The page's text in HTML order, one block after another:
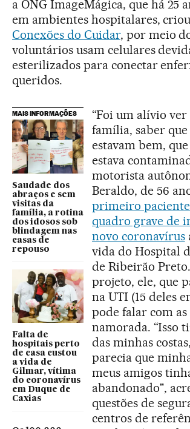
a ONG ImageMágica, que há 25
em ambientes hospitalares,
Conexões do Cuidar, por meio
voluntários usam celulares
esterilizados para conectar
queridos.
MAIS INFORMAÇÕES
Saudade dos
abraços e sem
visitas da
família, a rotina
dos idosos sob
blindagem nas
casas de
repouso
Falta de
hospitais perto
de casa custou
a vida de
Gilmar, vítima
do coronavírus
em Duque de
Caxias
“Foi um alívio
família, saber
estavam bem,
estava
motorista
Beraldo, de 56
primeiro
quadro grave de
novo coronavírus
vida do Hospital
de Ribeirão
projeto, ele, que
na UTI (15 deles
pode falar com as
namorada. “Isso
das minhas
parecia que
meus amigos
abandonado",
questões de
centros de